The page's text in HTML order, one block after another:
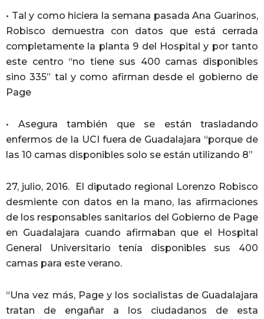
• Tal y como hiciera la semana pasada Ana Guarinos,
Robisco demuestra con datos que está cerrada
completamente la planta 9 del Hospital y por tanto
este centro “no tiene sus 400 camas disponibles
sino 335” tal y como afirman desde el gobierno de
Page
• Asegura también que se están trasladando
enfermos de la UCI fuera de Guadalajara “porque de
las 10 camas disponibles solo se están utilizando 8”
27, julio, 2016. El diputado regional Lorenzo Robisco
desmiente con datos en la mano, las afirmaciones
de los responsables sanitarios del Gobierno de Page
en Guadalajara cuando afirmaban que el Hospital
General Universitario tenía disponibles sus 400
camas para este verano.
“Una vez más, Page y los socialistas de Guadalajara
tratan de engañar a los ciudadanos de esta